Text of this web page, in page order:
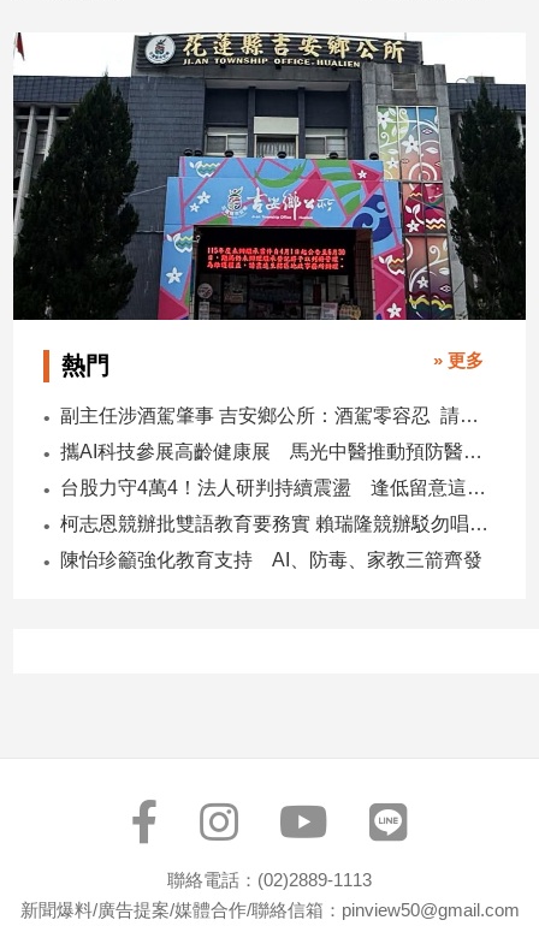
美
食
星
座/
命
理
費
親
情
藝
術
文
動
熱門 » 更多
副主任涉酒駕肇事 吉安鄉公所：酒駕零容忍 請辭獲准
攜AI科技參展高齡健康展 馬光中醫推動預防醫學迎接長壽新經濟
台股力守4萬4！法人研判持續震盪 逢低留意這些族群
柯志恩競辦批雙語教育要務實 賴瑞隆競辦駁勿唱衰高雄
陳怡珍籲強化教育支持 AI、防毒、家教三箭齊發
聯絡電話：(02)2889-1113
新聞爆料/廣告提案/媒體合作/聯絡信箱：pinview50@gmail.com